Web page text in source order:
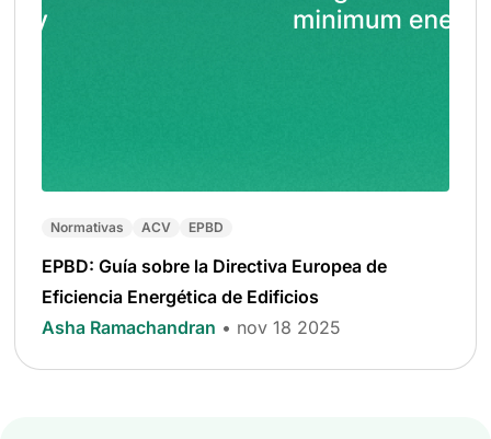
Normativas ACV EPBD
EPBD: Guía sobre la Directiva Europea de
Eficiencia Energética de Edificios
Asha Ramachandran • nov 18 2025